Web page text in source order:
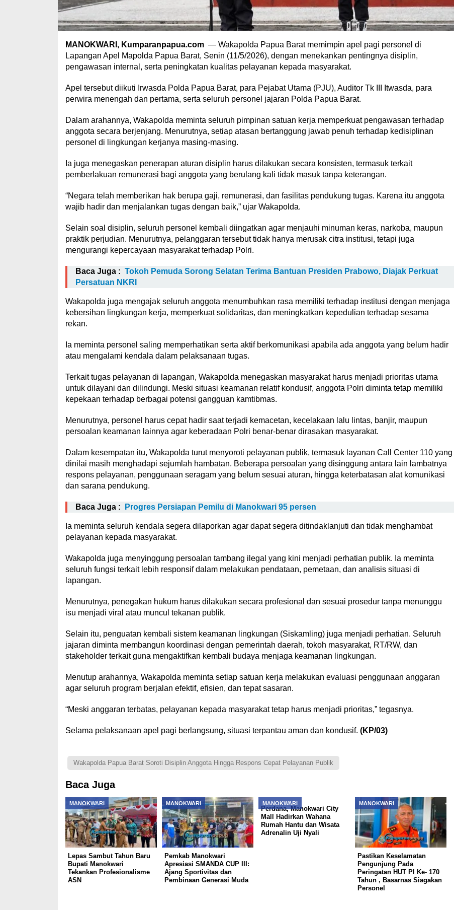
MANOKWARI, Kumparanpapua.com— Wakapolda Papua Barat memimpin apel pagi personel di
Lapangan Apel Mapolda Papua Barat, Senin (11/5/2026), dengan menekankan pentingnya disiplin,
pengawasan internal, serta peningkatan kualitas pelayanan kepada masyarakat.
Apel tersebut diikuti Irwasda Polda Papua Barat, para Pejabat Utama (PJU), Auditor Tk III Itwasda, para
perwira menengah dan pertama, serta seluruh personel jajaran Polda Papua Barat.
Dalam arahannya, Wakapolda meminta seluruh pimpinan satuan kerja memperkuat pengawasan terhadap
anggota secara berjenjang. Menurutnya, setiap atasan bertanggung jawab penuh terhadap kedisiplinan
personel di lingkungan kerjanya masing-masing.
Ia juga menegaskan penerapan aturan disiplin harus dilakukan secara konsisten, termasuk terkait
pemberlakuan remunerasi bagi anggota yang berulang kali tidak masuk tanpa keterangan.
“Negara telah memberikan hak berupa gaji, remunerasi, dan fasilitas pendukung tugas. Karena itu anggota
wajib hadir dan menjalankan tugas dengan baik,” ujar Wakapolda.
Selain soal disiplin, seluruh personel kembali diingatkan agar menjauhi minuman keras, narkoba, maupun
praktik perjudian. Menurutnya, pelanggaran tersebut tidak hanya merusak citra institusi, tetapi juga
mengurangi kepercayaan masyarakat terhadap Polri.
Baca Juga : Tokoh Pemuda Sorong Selatan Terima Bantuan Presiden Prabowo, Diajak Perkuat
Persatuan NKRI
Wakapolda juga mengajak seluruh anggota menumbuhkan rasa memiliki terhadap institusi dengan menjaga
kebersihan lingkungan kerja, memperkuat solidaritas, dan meningkatkan kepedulian terhadap sesama
rekan.
Ia meminta personel saling memperhatikan serta aktif berkomunikasi apabila ada anggota yang belum hadir
atau mengalami kendala dalam pelaksanaan tugas.
Terkait tugas pelayanan di lapangan, Wakapolda menegaskan masyarakat harus menjadi prioritas utama
untuk dilayani dan dilindungi. Meski situasi keamanan relatif kondusif, anggota Polri diminta tetap memiliki
kepekaan terhadap berbagai potensi gangguan kamtibmas.
Menurutnya, personel harus cepat hadir saat terjadi kemacetan, kecelakaan lalu lintas, banjir, maupun
persoalan keamanan lainnya agar keberadaan Polri benar-benar dirasakan masyarakat.
Dalam kesempatan itu, Wakapolda turut menyoroti pelayanan publik, termasuk layanan Call Center 110 yang
dinilai masih menghadapi sejumlah hambatan. Beberapa persoalan yang disinggung antara lain lambatnya
respons pelayanan, penggunaan seragam yang belum sesuai aturan, hingga keterbatasan alat komunikasi
dan sarana pendukung.
Baca Juga : Progres Persiapan Pemilu di Manokwari 95 persen
Ia meminta seluruh kendala segera dilaporkan agar dapat segera ditindaklanjuti dan tidak menghambat
pelayanan kepada masyarakat.
Wakapolda juga menyinggung persoalan tambang ilegal yang kini menjadi perhatian publik. Ia meminta
seluruh fungsi terkait lebih responsif dalam melakukan pendataan, pemetaan, dan analisis situasi di
lapangan.
Menurutnya, penegakan hukum harus dilakukan secara profesional dan sesuai prosedur tanpa menunggu
isu menjadi viral atau muncul tekanan publik.
Selain itu, penguatan kembali sistem keamanan lingkungan (Siskamling) juga menjadi perhatian. Seluruh
jajaran diminta membangun koordinasi dengan pemerintah daerah, tokoh masyarakat, RT/RW, dan
stakeholder terkait guna mengaktifkan kembali budaya menjaga keamanan lingkungan.
Menutup arahannya, Wakapolda meminta setiap satuan kerja melakukan evaluasi penggunaan anggaran
agar seluruh program berjalan efektif, efisien, dan tepat sasaran.
“Meski anggaran terbatas, pelayanan kepada masyarakat tetap harus menjadi prioritas,” tegasnya.
Selama pelaksanaan apel pagi berlangsung, situasi terpantau aman dan kondusif. (KP/03)
Wakapolda Papua Barat Soroti Disiplin Anggota Hingga Respons Cepat Pelayanan Publik
Baca Juga
MANOKWARI
Lepas Sambut Tahun Baru
Bupati Manokwari
Tekankan Profesionalisme
ASN
MANOKWARI
Pemkab Manokwari
Apresiasi SMANDA CUP III:
Ajang Sportivitas dan
Pembinaan Generasi Muda
MANOKWARI
Perdana, Manokwari City
Mall Hadirkan Wahana
Rumah Hantu dan Wisata
Adrenalin Uji Nyali
MANOKWARI
Pastikan Keselamatan
Pengunjung Pada
Peringatan HUT PI Ke- 170
Tahun , Basarnas Siagakan
Personel